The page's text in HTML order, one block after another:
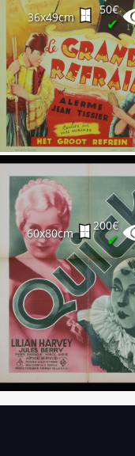
36x49cm
50€
✔
60x80cm
200€
✔